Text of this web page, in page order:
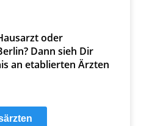
oder
Dann sieh Dir
an etablierten Ärzten